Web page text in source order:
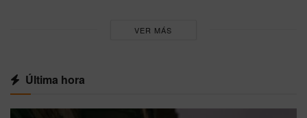
VER MÁS
Última hora